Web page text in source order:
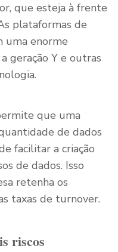
que esteja à frente
plataformas de
uma enorme
geração Y e outras
que uma
de dados
facilitar a criação
de dados. Isso
retenha os
taxas de turnover.
riscos